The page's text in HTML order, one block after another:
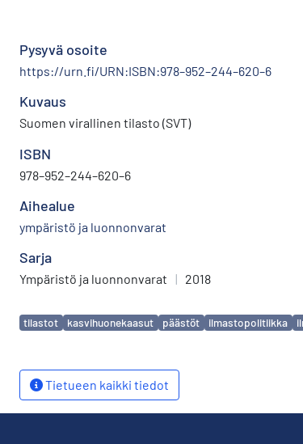
Pysyvä osoite
https://urn.fi/URN:ISBN:978–952–244–620–6
Kuvaus
Suomen virallinen tilasto (SVT)
ISBN
978–952–244–620–6
Aihealue
ympäristö ja luonnonvarat
Sarja
Ympäristö ja luonnonvarat | 2018
Avainsanat
tilastot kasvihuonekaasut päästöt ilmastopolitiikka
Tietueen kaikki tiedot